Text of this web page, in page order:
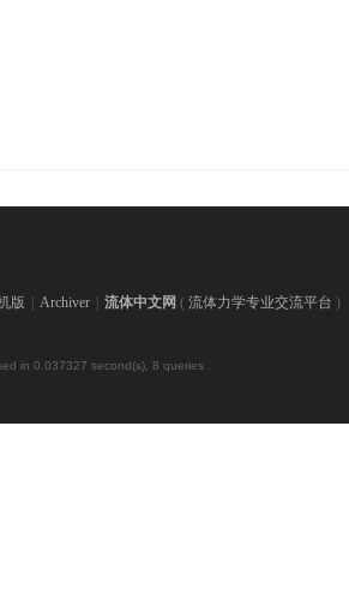
版 Archiver 流体中文网 ( 流体力学专业交流平台 )
in 0.037327 second(s), 8 queries .